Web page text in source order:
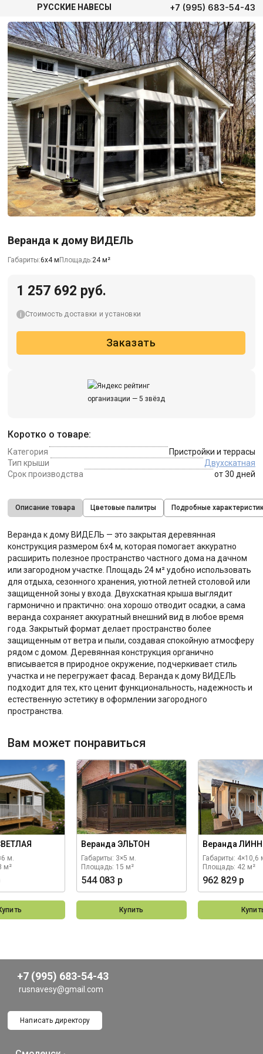
РУССКИЕ НАВЕСЫ +7 (995) 683-54-43
Веранда к дому ВИДЕЛЬ
Габариты:6х4 м Площадь:24 м²
Коротко о товаре:
Категория
Пристройки и террасы
Тип крыши
Двухскатная
Срок производства
от 30 дней
1 257 692 руб.
Стоимость доставки и установки
Заказать
Описание товара Цветовые палитры Подробные
Веранда к дому ВИДЕЛЬ — это закрытая деревянная
конструкция размером 6х4 м, которая помогает аккуратно
расширить полезное пространство частного дома на дачном
или загородном участке. Площадь 24 м² удобно использовать
для отдыха, сезонного хранения, уютной летней столовой или
защищенной зоны у входа. Двухскатная крыша выглядит
гармонично и практично: она хорошо отводит осадки, а сама
веранда сохраняет аккуратный внешний вид в любое время
года. Закрытый формат делает пространство более
защищенным от ветра и пыли, создавая спокойную атмосферу
рядом с домом. Деревянная конструкция органично
вписывается в природное окружение, подчеркивает стиль
участка и не перегружает фасад. Веранда к дому ВИДЕЛЬ
подходит для тех, кто ценит функциональность, надежность и
естественную эстетику в оформлении загородного
пространства.
Вам может понравиться
м.
м²
Веранда ЭЛЬТОН
Габариты: 3×5 м.
Площадь: 15 м²
544 083 р
Купить
Веранда
Габариты: 4×10,6
Площадь: 42 м²
962 829 р
+7 (995) 683-54-43
rusnavesy@gmail.com
Написать директору